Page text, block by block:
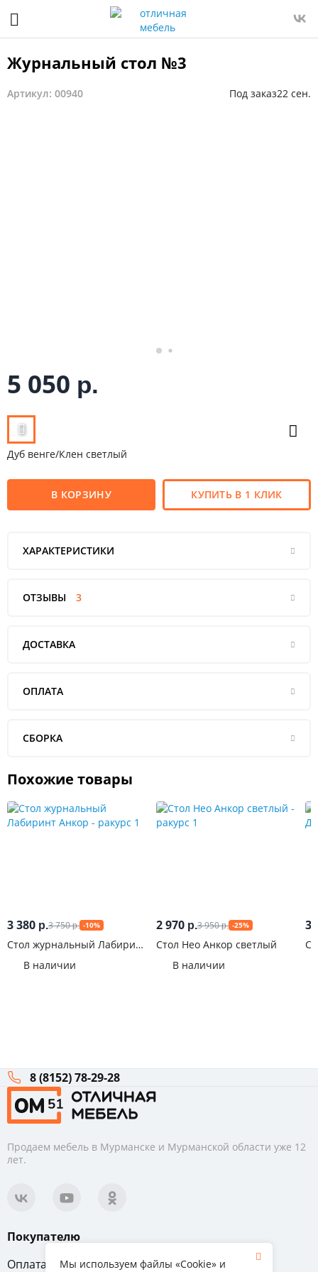
Журнальный стол №3
Артикул: 00940 Под заказ22 сен.
5 050 р.
Дуб венге/Клен светлый
В КОРЗИНУ КУПИТЬ В 1 КЛИК
ХАРАКТЕРИСТИКИ
ОТЗЫВЫ 3
ДОСТАВКА
ОПЛАТА
СБОРКА
Похожие товары
3 380 р.3 750р. -10%
Стол журнальный Лабиринт
В наличии
2 970 р.3 950р. -25%
Стол Нео Анкор светлый
В наличии
3
8 (8152) 78-29-28
Продаем мебель в Мурманске и Мурманской области уже 12
лет.
Покупателю
Оплата
Вопрос-ответ
Мы используем файлы «Cookie» и